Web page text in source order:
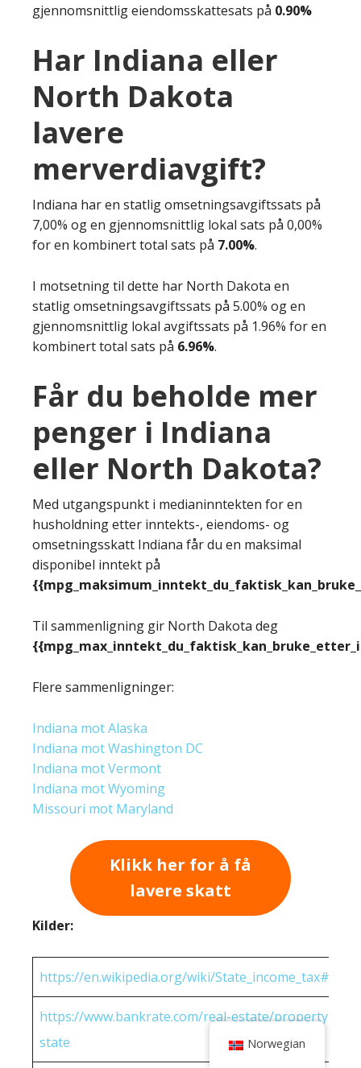
gjennomsnittlig eiendomsskattesats på 0.90%
Har Indiana eller
North Dakota
lavere
merverdiavgift?
Indiana har en statlig omsetningsavgiftssats på
7,00% og en gjennomsnittlig lokal sats på 0,00%
for en kombinert total sats på 7.00%.
I motsetning til dette har North Dakota en
statlig omsetningsavgiftssats på 5.00% og en
gjennomsnittlig lokal avgiftssats på 1.96% for en
kombinert total sats på 6.96%.
Får du beholde mer
penger i Indiana
eller North Dakota?
Med utgangspunkt i medianinntekten for en
husholdning etter inntekts-, eiendoms- og
omsetningsskatt Indiana får du en maksimal
disponibel inntekt på
Til sammenligning gir North Dakota deg
Flere sammenligninger:
Indiana mot Alaska
Indiana mot Washington DC
Indiana mot Vermont
Indiana mot Wyoming
Missouri mot Maryland
Klikk her for å få
lavere skatt
Kilder:
https://en.wikipedia.org/wiki/
https://www.bankrate.com/real-estate/property-
state
Norwegian